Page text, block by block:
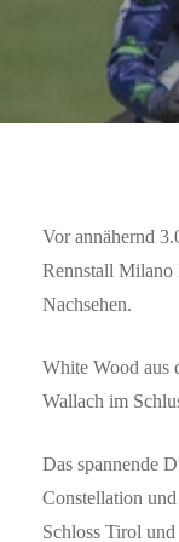
Vor annähernd
Rennstall Milano
Nachsehen.
White Wood aus
Wallach im
Das spannende
Constellation
Schloss Tirol